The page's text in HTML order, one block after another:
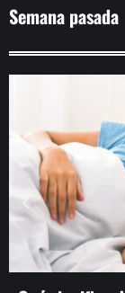
Semana pasada